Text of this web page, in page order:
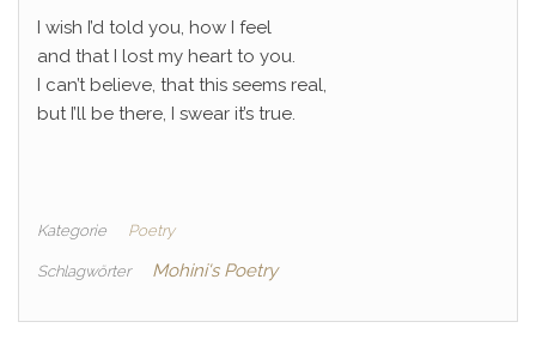
I wish I’d told you, how I feel
and that I lost my heart to you.
I can’t believe, that this seems real,
but I’ll be there, I swear it’s true.
Kategorie Poetry
Schlagwörter Mohini's Poetry